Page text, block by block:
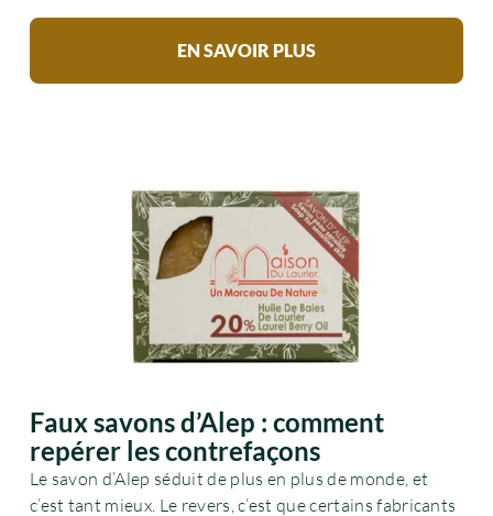
EN SAVOIR PLUS
Faux savons d’Alep : comment
repérer les contrefaçons
Le savon d’Alep séduit de plus en plus de monde, et
c’est tant mieux. Le revers, c’est que certains fabricants